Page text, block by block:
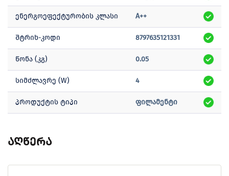
ენერგოეფექტურობის კლასი A++
შტრიხ-კოდი 8797635121331
წონა (კგ) 0.05
სიმძლავრე (W) 4
პროდუქტის ტიპი ფილამენტი
აღწერა